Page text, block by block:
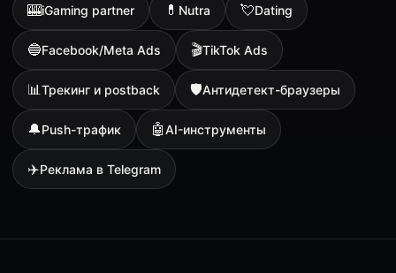
🎰iGaming partner 💊 Nutra 💘Dating
🔵Facebook/Meta Ads 🎬TikTok Ads
📊Трекинг и postback 🛡Антидетект-браузеры
🔔Push-трафик 🤖AI-инструменты
✈️Реклама в Telegram